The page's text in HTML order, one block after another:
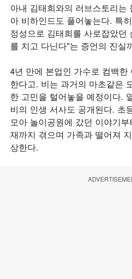
아내 김태희와의 러브스토리는
아 비하인드도 풀어놓는다. 특
정성으로 김태희를 사로잡았던
를 치고 다닌다"는 증언의 진실
4년 만에 본업인 가수로 컴백한
한다고. 비는 과거의 마초같은
한 고민을 털어놓을 예정이다.
비의 인생 서사도 공개된다. 초
모아 놀이공원에 갔던 이야기
재까지 겪으며 가족과 떨어져
상한다.